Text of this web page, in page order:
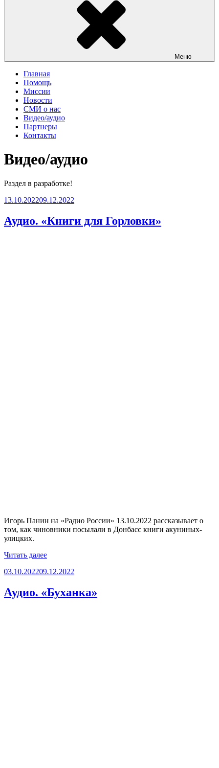
Меню
Главная
Помощь
Миссии
Новости
СМИ о нас
Видео/аудио
Партнеры
Контакты
Видео/аудио
Раздел в разработке!
Опубликовано
13.10.202209.12.2022
Аудио. «Книги для Горловки»
Игорь Панин на «Радио России» 13.10.2022 рассказывает о
том, как чиновники посылали в Донбасс книги акуниных-
улицких.
Читать далее«Аудио.
для
Опубликовано
03.10.202209.12.2022
Аудио. «Буханка»